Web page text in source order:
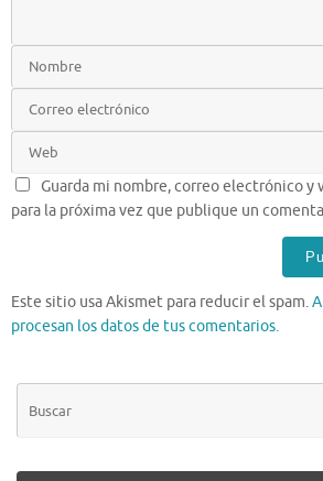
Guarda mi nombre, correo electrónico y
para la próxima vez que publique un
Este sitio usa Akismet para reducir el spam.
procesan los datos de tus comentarios.